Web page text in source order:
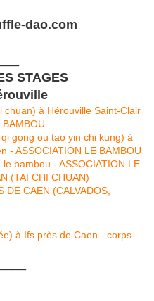
dao.com
STAGES
chuan) à Hérouville Saint-Clair
gong ou tao yin chi kung) à
- ASSOCIATION LE BAMBOU
bambou - ASSOCIATION LE
(TAI CHI CHUAN)
DE CAEN (CALVADOS,
à Ifs près de Caen - corps-